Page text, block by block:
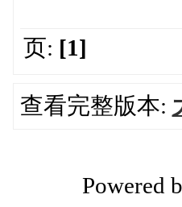
页: [1]
查看完整版本:
Powered